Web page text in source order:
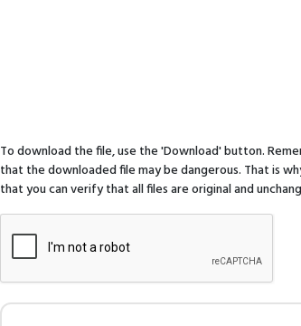
To download the file, use the 'Download' button.
that the downloaded file may be dangerous. That is
that you can verify that all files are original and